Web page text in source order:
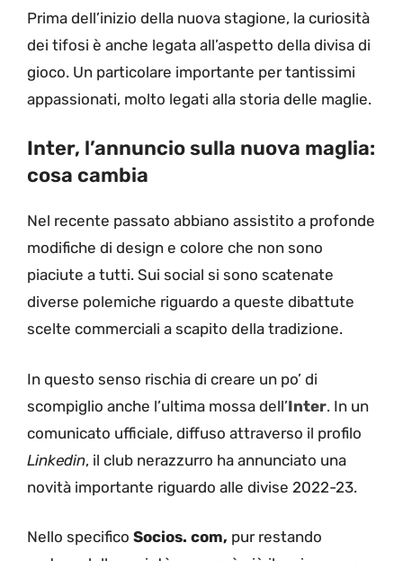
Prima dell’inizio della nuova stagione, la curiosità
dei tifosi è anche legata all’aspetto della divisa di
gioco. Un particolare importante per tantissimi
appassionati, molto legati alla storia delle maglie.
Inter, l’annuncio sulla nuova maglia:
cosa cambia
Nel recente passato abbiano assistito a profonde
modifiche di design e colore che non sono
piaciute a tutti. Sui social si sono scatenate
diverse polemiche riguardo a queste dibattute
scelte commerciali a scapito della tradizione.
In questo senso rischia di creare un po’ di
scompiglio anche l’ultima mossa dell’Inter. In un
comunicato ufficiale, diffuso attraverso il profilo
Linkedin, il club nerazzurro ha annunciato una
novità importante riguardo alle divise 2022-23.
Nello specifico Socios. com, pur restando